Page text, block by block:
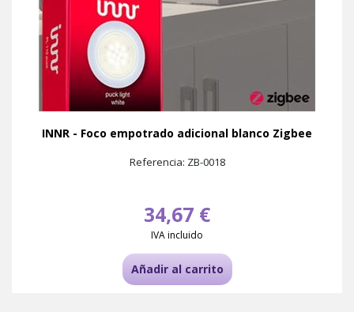
INNR - Foco empotrado adicional blanco Zigbee
Referencia: ZB-0018
34,67 €
IVA incluido
Añadir al carrito